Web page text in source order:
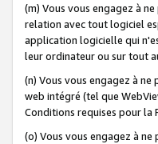
(m) Vous vous engagez à
relation avec tout logiciel
application logicielle qui
leur ordinateur ou sur tout
(n) Vous vous engagez à
web intégré (tel que
Conditions requises pour
(o) Vous vous engagez à